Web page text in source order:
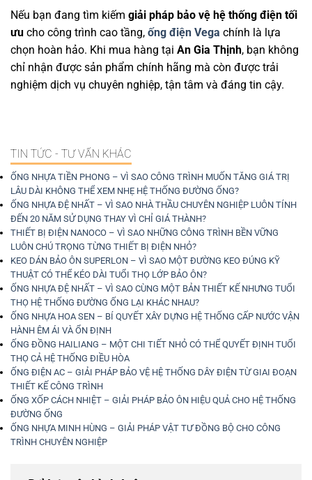
Nếu bạn đang tìm kiếm giải pháp bảo vệ hệ thống điện tối
ưu cho công trình cao tầng, ống điện Vega chính là lựa
chọn hoàn hảo. Khi mua hàng tại An Gia Thịnh, bạn không
chỉ nhận được sản phẩm chính hãng mà còn được trải
nghiệm dịch vụ chuyên nghiệp, tận tâm và đáng tin cậy.
TIN TỨC - TƯ VẤN KHÁC
ỐNG NHỰA TIỀN PHONG – VÌ SAO CÔNG TRÌNH MUỐN TĂNG GIÁ TRỊ
LÂU DÀI KHÔNG THỂ XEM NHẸ HỆ THỐNG ĐƯỜNG ỐNG?
ỐNG NHỰA ĐỆ NHẤT – VÌ SAO NHÀ THẦU CHUYÊN NGHIỆP LUÔN TÍNH
ĐẾN 20 NĂM SỬ DỤNG THAY VÌ CHỈ GIÁ THÀNH?
THIẾT BỊ ĐIỆN NANOCO – VÌ SAO NHỮNG CÔNG TRÌNH BỀN VỮNG
LUÔN CHÚ TRỌNG TỪNG THIẾT BỊ ĐIỆN NHỎ?
KEO DÁN BẢO ÔN SUPERLON – VÌ SAO MỘT ĐƯỜNG KEO ĐÚNG KỸ
THUẬT CÓ THỂ KÉO DÀI TUỔI THỌ LỚP BẢO ÔN?
ỐNG NHỰA ĐỆ NHẤT – VÌ SAO CÙNG MỘT BẢN THIẾT KẾ NHƯNG TUỔI
THỌ HỆ THỐNG ĐƯỜNG ỐNG LẠI KHÁC NHAU?
ỐNG NHỰA HOA SEN – BÍ QUYẾT XÂY DỰNG HỆ THỐNG CẤP NƯỚC VẬN
HÀNH ÊM ÁI VÀ ỔN ĐỊNH
ỐNG ĐỒNG HAILIANG – MỘT CHI TIẾT NHỎ CÓ THỂ QUYẾT ĐỊNH TUỔI
THỌ CẢ HỆ THỐNG ĐIỀU HÒA
ỐNG ĐIỆN AC – GIẢI PHÁP BẢO VỆ HỆ THỐNG DÂY ĐIỆN TỪ GIAI ĐOẠN
THIẾT KẾ CÔNG TRÌNH
ỐNG XỐP CÁCH NHIỆT – GIẢI PHÁP BẢO ÔN HIỆU QUẢ CHO HỆ THỐNG
ĐƯỜNG ỐNG
ỐNG NHỰA MINH HÙNG – GIẢI PHÁP VẬT TƯ ĐỒNG BỘ CHO CÔNG
TRÌNH CHUYÊN NGHIỆP